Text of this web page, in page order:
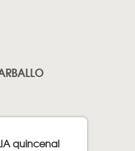
quincenal